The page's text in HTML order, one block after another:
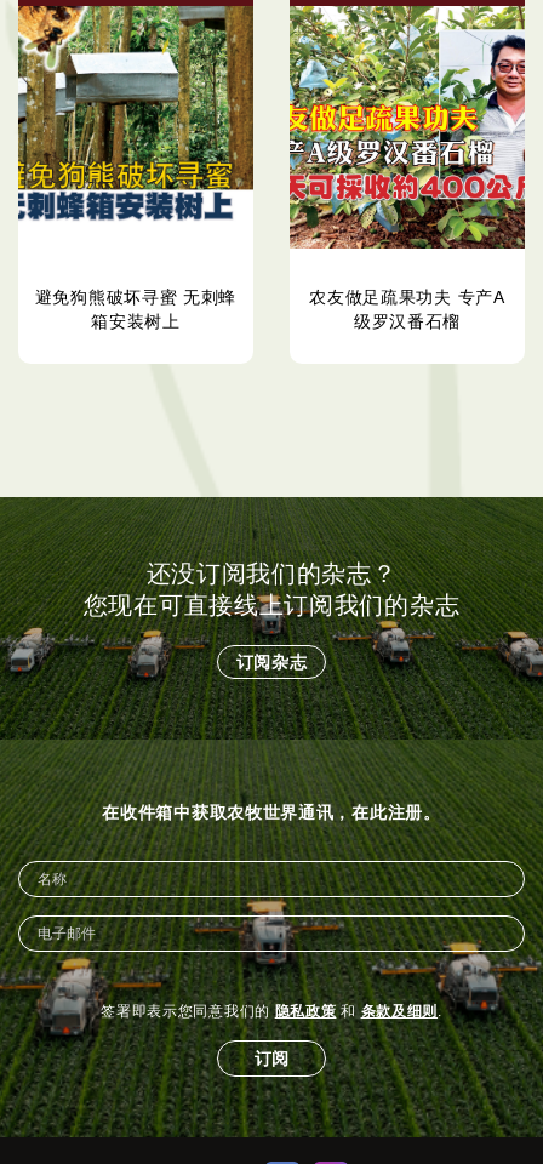
避免狗熊破坏寻蜜 无刺蜂
箱安装树上
农友做足疏果功夫 专产A
级罗汉番石榴
还没订阅我们的杂志？
您现在可直接线上订阅我们的杂志
订阅杂志
在收件箱中获取农牧世界通讯，在此注册。
签署即表示您同意我们的隐私政策 和条款及细则 .
订阅